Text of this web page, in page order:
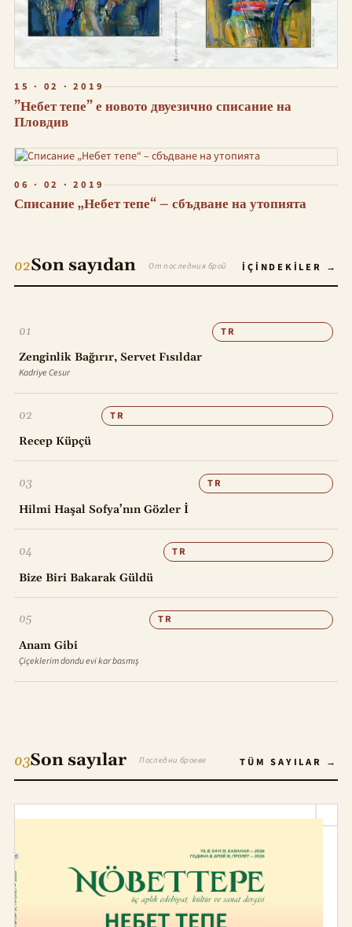
15 · 02 · 2019
”Небет тепе” е новото двуезично списание на
Пловдив
06 · 02 · 2019
Списание „Небет тепе“ – сбъдване на утопията
02Son sayıdan От последния брой İÇINDEKILER
01
TR
Zenginlik Bağırır, Servet Fısıldar
Kadriye Cesur
02
TR
Recep Küpçü
03
TR
Hilmi Haşal Sofya’nın Gözler İ
04
TR
Bize Biri Bakarak Güldü
05
TR
Anam Gibi
Çiçeklerim dondu evi kar basmış
03Son sayılar Последни броеве TÜM SAYILAR